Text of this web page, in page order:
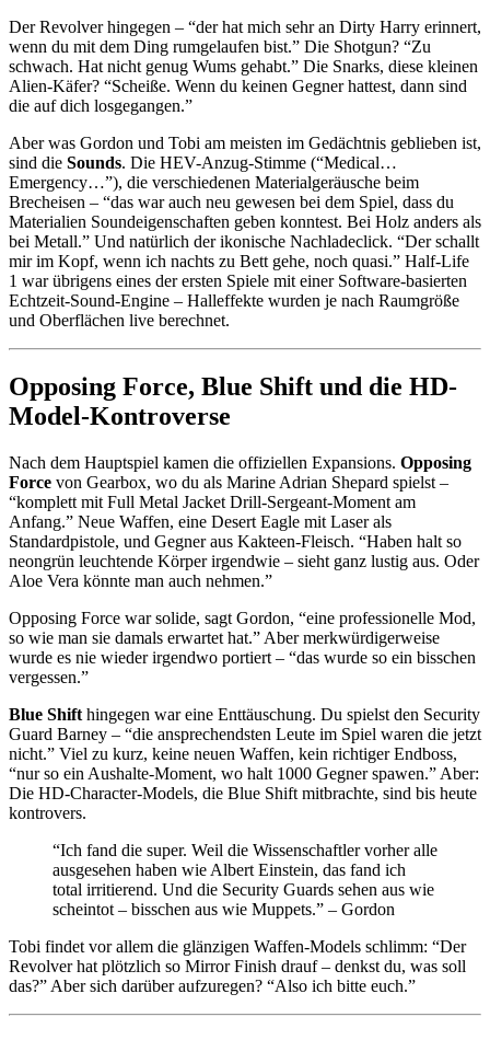
Der Revolver hingegen – “der hat mich sehr an Dirty Harry erinnert,
wenn du mit dem Ding rumgelaufen bist.” Die Shotgun? “Zu
schwach. Hat nicht genug Wums gehabt.” Die Snarks, diese kleinen
Alien-Käfer? “Scheiße. Wenn du keinen Gegner hattest, dann sind
die auf dich losgegangen.”
Aber was Gordon und Tobi am meisten im Gedächtnis geblieben ist,
sind die Sounds. Die HEV-Anzug-Stimme (“Medical…
Emergency…”), die verschiedenen Materialgeräusche beim
Brecheisen – “das war auch neu gewesen bei dem Spiel, dass du
Materialien Soundeigenschaften geben konntest. Bei Holz anders als
bei Metall.” Und natürlich der ikonische Nachladeclick. “Der schallt
mir im Kopf, wenn ich nachts zu Bett gehe, noch quasi.” Half-Life
1 war übrigens eines der ersten Spiele mit einer Software-basierten
Echtzeit-Sound-Engine – Halleffekte wurden je nach Raumgröße
und Oberflächen live berechnet.
Opposing Force, Blue Shift und die HD-
Model-Kontroverse
Nach dem Hauptspiel kamen die offiziellen Expansions. Opposing
Force von Gearbox, wo du als Marine Adrian Shepard spielst –
“komplett mit Full Metal Jacket Drill-Sergeant-Moment am
Anfang.” Neue Waffen, eine Desert Eagle mit Laser als
Standardpistole, und Gegner aus Kakteen-Fleisch. “Haben halt so
neongrün leuchtende Körper irgendwie – sieht ganz lustig aus. Oder
Aloe Vera könnte man auch nehmen.”
Opposing Force war solide, sagt Gordon, “eine professionelle Mod,
so wie man sie damals erwartet hat.” Aber merkwürdigerweise
wurde es nie wieder irgendwo portiert – “das wurde so ein bisschen
vergessen.”
Blue Shift hingegen war eine Enttäuschung. Du spielst den Security
Guard Barney – “die ansprechendsten Leute im Spiel waren die jetzt
nicht.” Viel zu kurz, keine neuen Waffen, kein richtiger Endboss,
“nur so ein Aushalte-Moment, wo halt 1000 Gegner spawen.” Aber:
Die HD-Character-Models, die Blue Shift mitbrachte, sind bis heute
kontrovers.
“Ich fand die super. Weil die Wissenschaftler vorher alle
ausgesehen haben wie Albert Einstein, das fand ich
total irritierend. Und die Security Guards sehen aus wie
scheintot – bisschen aus wie Muppets.” – Gordon
Tobi findet vor allem die glänzigen Waffen-Models schlimm: “Der
Revolver hat plötzlich so Mirror Finish drauf – denkst du, was soll
das?” Aber sich darüber aufzuregen? “Also ich bitte euch.”